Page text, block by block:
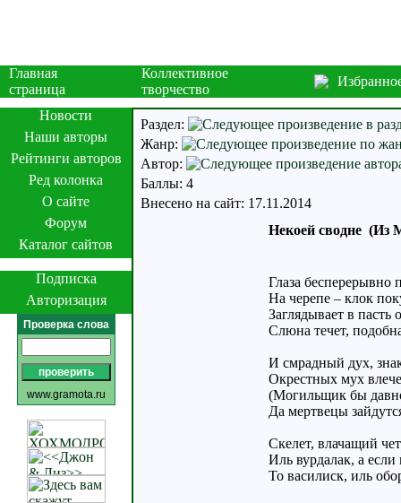
Главная
страница
Коллективное
творчество
Новости
Наши авторы
Рейтинги авторов
Ред колонка
О сайте
Форум
Каталог сайтов
Подписка
Авторизация
Проверка слова
www.gramota.ru
Раздел:
Жанр:
Автор:
Баллы: 4
Внесено на сайт: 17.11.2014
Некоей сводне (Из
Глаза бесперерывно
На черепе – клок
Заглядывает в пасть
Слюна течет,
И смрадный дух,
Окрестных мух
(Могильщик бы
Да мертвецы
Скелет, влачащий
Иль вурдалак, а если
То василиск, иль